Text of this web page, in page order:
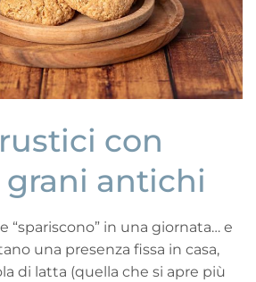
con
antichi
“spariscono” in una giornata… e
una presenza fissa in casa,
di latta (quella che si apre più